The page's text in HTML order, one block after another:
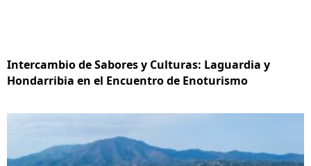
Intercambio de Sabores y Culturas: Laguardia y
Hondarribia en el Encuentro de Enoturismo